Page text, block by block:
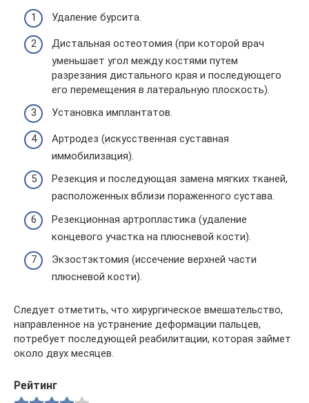
Удаление бурсита.
Дистальная остеотомия (при которой врач
уменьшает угол между костями путем
разрезания дистального края и последующего
его перемещения в латеральную плоскость).
Установка имплантатов.
Артродез (искусственная суставная
иммобилизация).
Резекция и последующая замена мягких тканей,
расположенных вблизи пораженного сустава.
Резекционная артропластика (удаление
концевого участка на плюсневой кости).
Экзостэктомия (иссечение верхней части
плюсневой кости).
Следует отметить, что хирургическое вмешательство,
направленное на устранение деформации пальцев,
потребует последующей реабилитации, которая займет
около двух месяцев.
Рейтинг